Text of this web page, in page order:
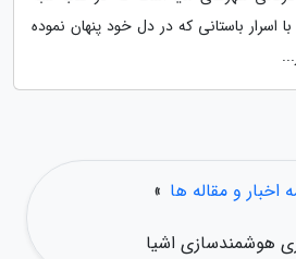
با اسرار باستانی که در دل خود پنهان نموده
اخبار و مقاله ها »
هوشمندسازی اشیا